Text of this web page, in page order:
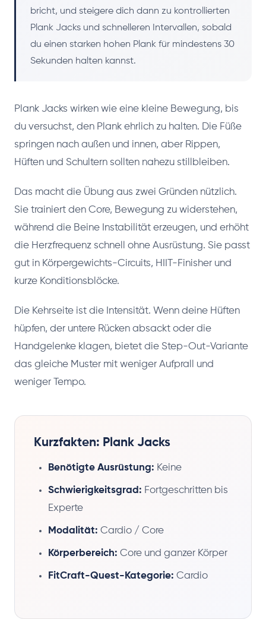
bricht, und steigere dich dann zu kontrollierten
Plank Jacks und schnelleren Intervallen, sobald
du einen starken hohen Plank für mindestens 30
Sekunden halten kannst.
Plank Jacks wirken wie eine kleine Bewegung, bis
du versuchst, den Plank ehrlich zu halten. Die Füße
springen nach außen und innen, aber Rippen,
Hüften und Schultern sollten nahezu stillbleiben.
Das macht die Übung aus zwei Gründen nützlich.
Sie trainiert den Core, Bewegung zu widerstehen,
während die Beine Instabilität erzeugen, und erhöht
die Herzfrequenz schnell ohne Ausrüstung. Sie passt
gut in Körpergewichts-Circuits, HIIT-Finisher und
kurze Konditionsblöcke.
Die Kehrseite ist die Intensität. Wenn deine Hüften
hüpfen, der untere Rücken absackt oder die
Handgelenke klagen, bietet die Step-Out-Variante
das gleiche Muster mit weniger Aufprall und
weniger Tempo.
Kurzfakten: Plank Jacks
Benötigte Ausrüstung: Keine
Schwierigkeitsgrad: Fortgeschritten bis
Experte
Modalität: Cardio / Core
Körperbereich: Core und ganzer Körper
FitCraft-Quest-Kategorie: Cardio